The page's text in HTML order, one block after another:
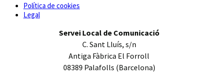
Política de cookies
Legal
Servei Local de Comunicació
C. Sant Lluís, s/n
Antiga Fàbrica El Forroll
08389 Palafolls (Barcelona)